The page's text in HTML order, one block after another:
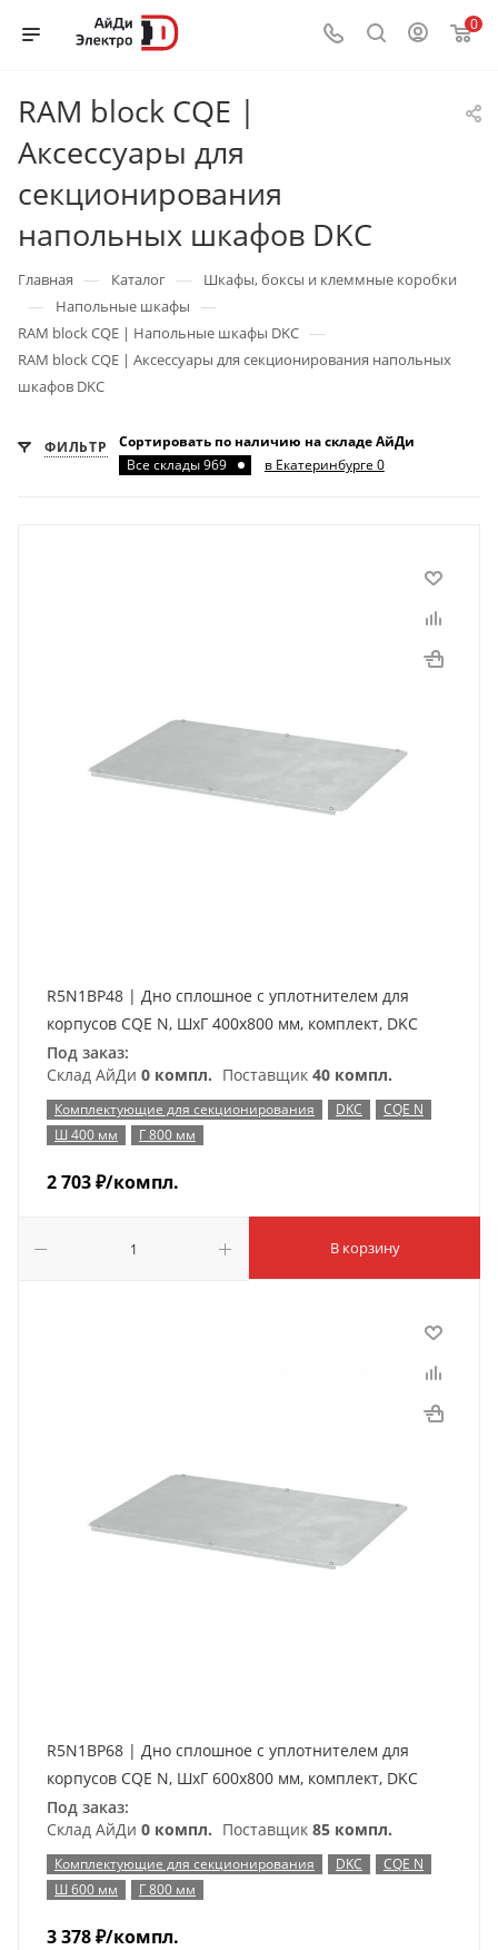
0
RAM block CQE |
Аксессуары для
секционирования
напольных шкафов DKC
Главная — Каталог — Шкафы, боксы и клеммные коробки
— Напольные шкафы —
RAM block CQE | Напольные шкафы DKC —
RAM block CQE | Аксессуары для секционирования напольных
шкафов DKC
ФИЛЬТР
Сортировать по наличию на складе АйДи
Все склады 969
в Екатеринбурге 0
R5N1BP48 | Дно сплошное с уплотнителем для
корпусов CQE N, ШхГ 400х800 мм, комплект, DKC
Под заказ:
Склад АйДи 0 компл. Поставщик 40 компл.
Комплектующие для секционирования DKC
CQE N
Ш 400 мм
Г 800 мм
2 703₽/компл.
В корзину
R5N1BP68 | Дно сплошное с уплотнителем для
корпусов CQE N, ШхГ 600х800 мм, комплект, DKC
Под заказ:
Склад АйДи 0 компл. Поставщик 85 компл.
Комплектующие для секционирования DKC
CQE N
Ш 600 мм
Г 800 мм
3 378₽/компл.